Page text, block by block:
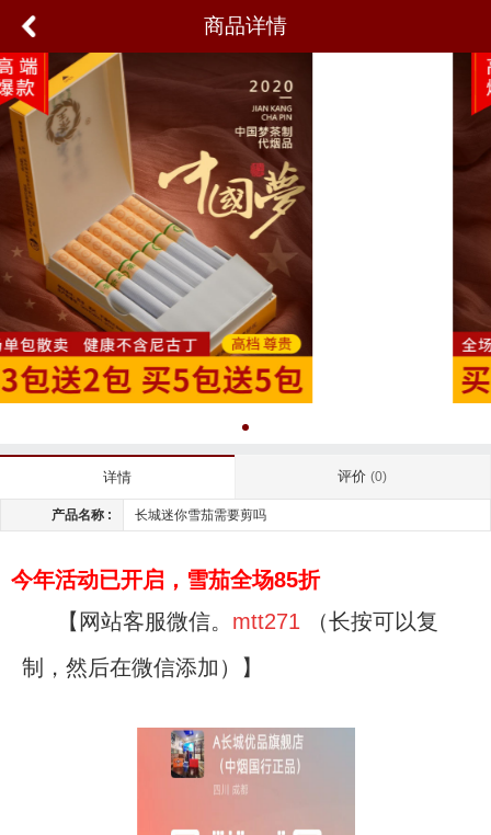
商品详情
详情 评价(0)
产品名称 : 长城迷你雪茄需要剪吗
今年活动已开启，雪茄全场85折
【网站客服微信。 mtt271 （长按可以复
制，然后在微信添加）】